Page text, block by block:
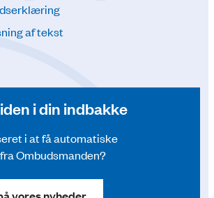
af tekst
i din indbakke
i at få automatiske
Ombudsmanden?